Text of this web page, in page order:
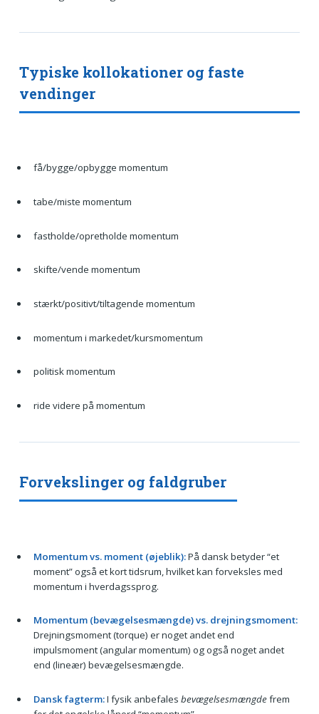
Typiske kollokationer og faste
vendinger
få/bygge/opbygge momentum
tabe/miste momentum
fastholde/opretholde momentum
skifte/vende momentum
stærkt/positivt/tiltagende momentum
momentum i markedet/kursmomentum
politisk momentum
ride videre på momentum
Forvekslinger og faldgruber
Momentum vs. moment (øjeblik):På dansk betyder “et
moment” også et kort tidsrum, hvilket kan forveksles med
momentum i hverdagssprog.
Momentum (bevægelsesmængde) vs. drejningsmoment:
Drejningsmoment (torque) er noget andet end
impulsmoment (angular momentum) og også noget andet
end (lineær) bevægelsesmængde.
Dansk fagterm:I fysik anbefales bevægelsesmængdefrem